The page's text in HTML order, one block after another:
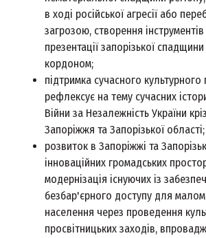
в ході російської агресії або
загрозою, створення
презентації запорізької спадщини
кордоном;
підтримка сучасного культурного
рефлексує на тему сучасних
Війни за Незалежність України
Запоріжжя та Запорізької області;
розвиток в Запоріжжі та
інноваційних громадських
модернізація існуючих із
безбар'єрного доступу для
населення через проведення
просвітницьких заходів,